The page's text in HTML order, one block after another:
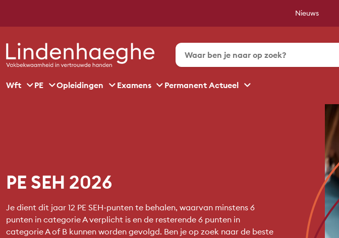
Nieuws
Wft PE Opleidingen Examens Permanent Actueel
PE SEH 2026
Je dient dit jaar 12 PE SEH-punten te behalen, waarvan minstens 6
punten in categorie A verplicht is en de resterende 6 punten in
categorie A of B kunnen worden gevolgd. Ben je op zoek naar de beste